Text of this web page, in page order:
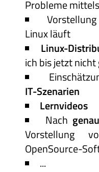
Probleme
Linux läuft
Linux-
ich bis jetzt
IT-Szenarien
Lernvideos
Nach
Vorstellung
OpenSource-
...